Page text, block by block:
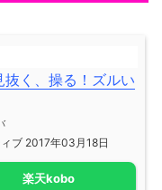
く、操る！ズルい
ブ 2017年03月18日
楽天kobo